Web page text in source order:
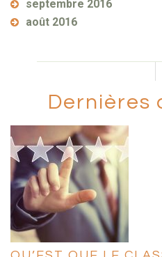
septembre 2016
août 2016
Dernières